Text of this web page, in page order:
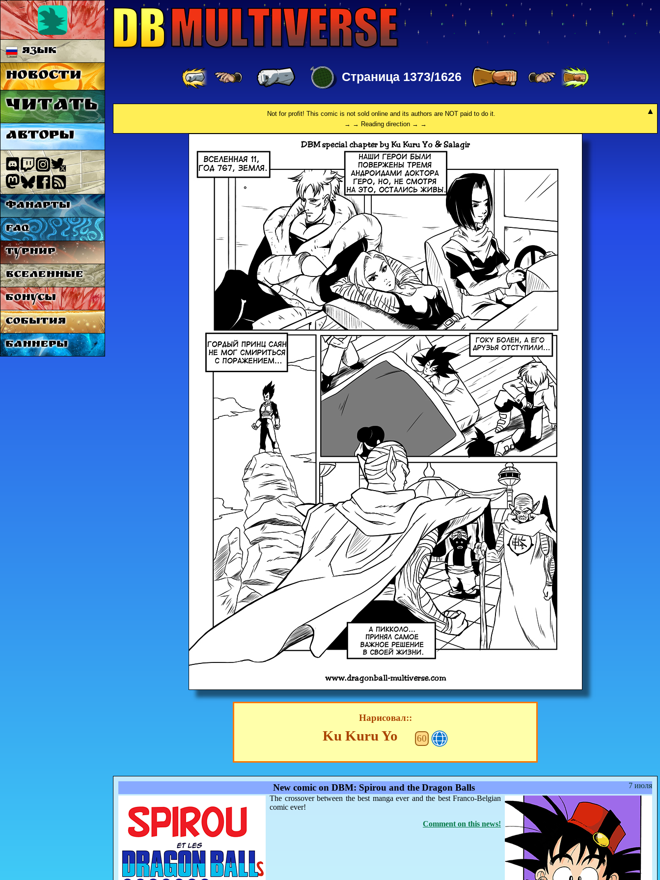
Страница 1373/1626
Not for profit! This comic is not sold online and its authors are NOT paid to do it.
→ → Reading direction → →
Нарисовал::
Ku Kuru Yo 60
7 июля
New comic on DBM: Spirou and the Dragon Balls
The crossover between the best manga ever and the best Franco-Belgian
comic ever!
Comment on this news!
Язык
Новости
Читать
Авторы
Фанарты
FAQ
Турнир
Вселенные
Бонусы
События
Баннеры